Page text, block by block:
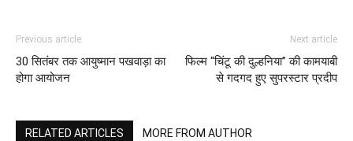
Previous article
30 सितंबर तक आयुष्मान पखवाड़ा का
होगा आयोजन
Next article
फिल्म “चिंटू की दुल्हनिया” की कामयाबी
से गदगद हुए सुपरस्टार प्रदीप
RELATED ARTICLES MORE FROM AUTHOR